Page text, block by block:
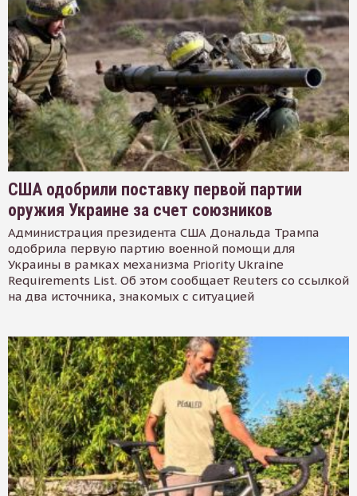
США одобрили поставку первой партии
оружия Украине за счет союзников
Администрация президента США Дональда Трампа
одобрила первую партию военной помощи для
Украины в рамках механизма Priority Ukraine
Requirements List. Об этом сообщает Reuters со ссылкой
на два источника, знакомых с ситуацией